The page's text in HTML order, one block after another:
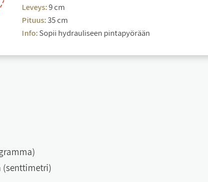
Leveys:9 cm
Pituus:35 cm
Info:Sopii hydrauliseen pintapyörään
(senttimetri)